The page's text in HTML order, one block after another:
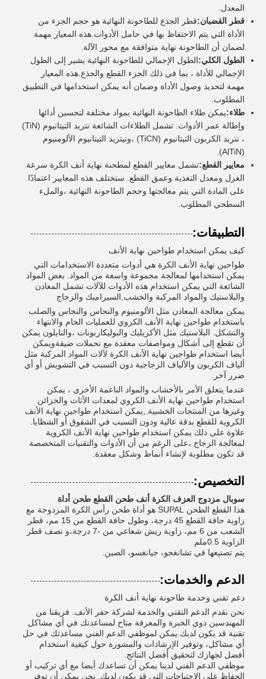
المعدل.
قطر القضبان:قطر الجذع للطاحونة النهائية هو حجم الجزء من
الأداة التي يتم الاحتفاظ بها في حامل الأدوات.هذه المعيار مهمة
لضمان أن الطاحونة نهاية متوافقة مع محور الآلة.
الطول الكلي:الطول الإجمالي للطاحونة النهائية يشير إلى الطول
الإجمالي للأداة ، بما في ذلك الجزء القطع والجذع.هذه المعيار
مهمة لتحديد وصول الأداة وضمان أنه يمكن استخدامها في التطبيق
المطلوب.
طلاء:يمكن طلاء الطاحونة النهائية بمواد مختلفة لتحسين أدائها
وإطالة عمر الأدوات. تشمل الطلاءات الشائعة نتريد التيتانيوم (TiN)
، نتريد الكربون التيتانيوم (TiCN) ،ونيتريد التيتانيوم الألومنيوم
(AlTiN).
معايير القطع:تشمل معايير القطع لمطحنة نهاية أنف الكرة سرعة
الغزل ومعدل التغذية وعمق القطع. ستختلف هذه المعايير اعتمادًا
على المادة التي يتم معالجتها وحجم الطاحونة النهائية ،والملء
السطحي المطلوب.
التطبيقات:
كيف يمكن استخدام طواحين نهاية الأنف
طواحين نهاية الأنف الكرة هي أدوات متعددة الاستخدامات التي
يمكن استخدامها لمعالجة مجموعة واسعة من المواد. بعض المواد
الشائعة التي يمكن استخدام هذه الأدوات للآلات تشمل المعادن
والبلاستيك والمواد المركبة والخشب,السيراميك والزجاج
يمكن معالجة المعادن مثل الألومنيوم والنحاس والنحاس والصلب
باستخدام طواحين نهاية الأنف الكروي للعمليات الخام والانتهاء
والتشكل. البلاستيك مثل الأكريليك والبوليكاربونات ،والنايلون يمكن
أن تقطع إلى أشكال ومواصفات معقدة مع تحملات ضيقةويمكن
أيضا استخدام طواحين نهاية الأنف الكرة لآلات المواد المركبة مثل
ألياف الكربون والألياف الزجاجية دون التسبب في التشويش أو أي
ضرر آخر.
عندما يتعلق الأمر بالأخشاب والمواد الناعمة الأخرى ، يمكن
استخدام طواحين نهاية الأنف الكروي لمعدات الأثاث والخزائن
وغيرها من المنتجات الخشبية.,يمكن استخدام طواحين نهاية الأنف
الكروية للقطع بدقة عالية ودون التسبب في الشقوق أو الشظايا.
علاوة على ذلك يمكن استخدام طواحين نهاية الأنف الكروية
لمعالجة الزجاج ،على الرغم من أن الأدوات والتقنيات المتخصصة
قد تكون مطلوبة لإنشاء أنماط وشكل معقدة.
التخصيص:
سوبال مزدوج العزف الكرة أنف طحن القطع طحن أداة
هذا القطع الطحن SUPAL هو أداة طحن رأس الكرة المزدوجة مع
زاوية حافة القطع 45 درجة، وطول حافة القطع من 15 مم، قطر
الشعب من 6 مم، زاوية ريش شعاعي من -7 درجة،و نصف قطر
الزاوية 0.5ملم
يتم تصنيعها في تشانغجو، جيانغسو، الصين.
الدعم والخدمات:
دعم تقني وخدمة طاحونة نهاية أنف الكرة
نحن نقدم الدعم التقني والخدمة لشركة حفر الأنف. فريقنا من
المهندسين ذوي الخبرة والمعرفة متاح لمساعدتك في أي مشاكل
تقنية قد يكون لديك.يمكن لموظفي الدعم الفني مساعدتك في حل
أي مشاكل، وتوفير الإرشادات والمشورة حول كيفية استخدام
أفضل لجهازك لتحقيق أفضل النتائج.
موظفي الدعم الفني لدينا يمكن أن تساعدك أيضا مع أي تركيب أو
الحفاظ على الاحتياجات التي قد يكون لديك. نحن يمكن أن توفر